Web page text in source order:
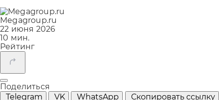
Megagroup.ru
22 июня 2026
10 мин.
Рейтинг
Поделиться
Telegram
VK WhatsApp Скопировать ссылку